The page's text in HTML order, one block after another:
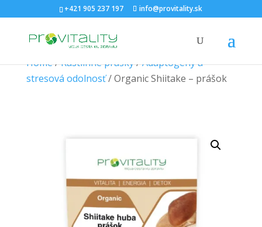
+421 905 237 197 info@provitality.sk
Home/Rastlinné prášky/Adaptogény a
stresová odolnosť/ Organic Shiitake – prášok